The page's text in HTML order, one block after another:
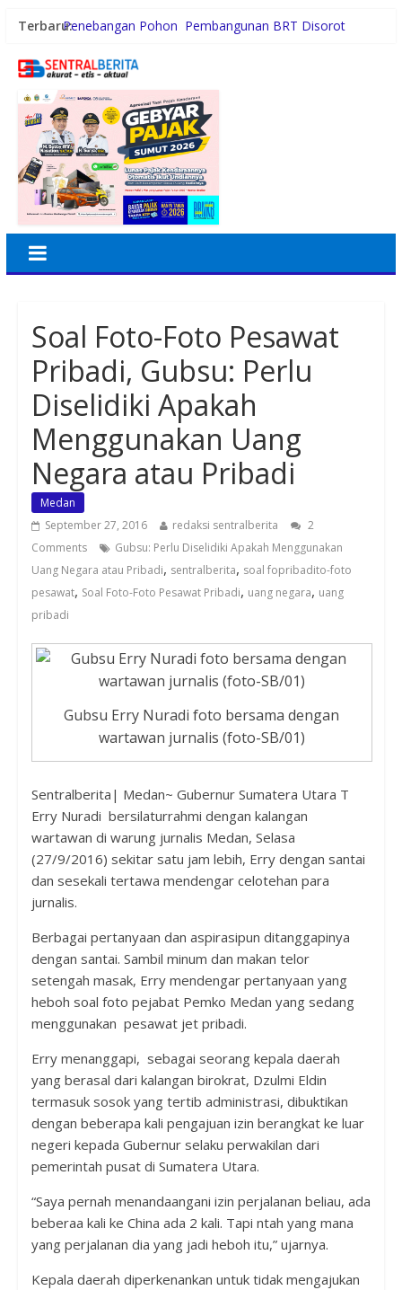
Terbaru:Penebangan Pohon Pembangunan BRT Disorot
Idi Tunong Mulai Gelar Latihan Intensif
Gubernur Bobby Nasution Wujudkan Impian SMPN 4
Sitolu Ori Miliki Gedung Permanen
Kebiasaan Finansial yang Bisa Dimulai di Usia 20-an
Soal Foto-Foto Pesawat
Pribadi, Gubsu: Perlu
Diselidiki Apakah
Menggunakan Uang
Negara atau Pribadi
Medan
September 27, 2016
redaksi sentralberita
2
Comments
Gubsu: Perlu Diselidiki Apakah Menggunakan
Uang Negara atau Pribadi, sentralberita, soal fopribadito-foto
pesawat, Soal Foto-Foto Pesawat Pribadi, uang negara, uang
pribadi
Gubsu Erry Nuradi foto bersama dengan
wartawan jurnalis (foto-SB/01)
Sentralberita| Medan~ Gubernur Sumatera Utara T
Erry Nuradi bersilaturrahmi dengan kalangan
wartawan di warung jurnalis Medan, Selasa
(27/9/2016) sekitar satu jam lebih, Erry dengan santai
dan sesekali tertawa mendengar celotehan para
jurnalis.
Berbagai pertanyaan dan aspirasipun ditanggapinya
dengan santai. Sambil minum dan makan telor
setengah masak, Erry mendengar pertanyaan yang
heboh soal foto pejabat Pemko Medan yang sedang
menggunakan pesawat jet pribadi.
Erry menanggapi, sebagai seorang kepala daerah
yang berasal dari kalangan birokrat, Dzulmi Eldin
termasuk sosok yang tertib administrasi, dibuktikan
dengan beberapa kali pengajuan izin berangkat ke luar
negeri kepada Gubernur selaku perwakilan dari
pemerintah pusat di Sumatera Utara.
“Saya pernah menandaangani izin perjalanan beliau, ada
beberaa kali ke China ada 2 kali. Tapi ntah yang mana
yang perjalanan dia yang jadi heboh itu,” ujarnya.
Kepala daerah diperkenankan untuk tidak mengajukan